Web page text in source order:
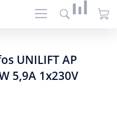
UNILIFT AP
5,9A 1x230V